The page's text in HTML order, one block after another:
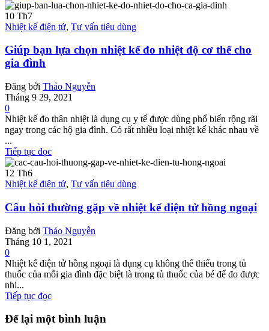
10 Th7
Nhiệt kế điện tử, Tư vấn tiêu dùng
Giúp bạn lựa chọn nhiệt kế đo nhiệt độ cơ thể cho
gia đình
Đăng bởi Thảo Nguyễn
Tháng 9 29, 2021
0
Nhiệt kế đo thân nhiệt là dụng cụ y tế được dùng phổ biến rộng rãi
ngay trong các hộ gia đình. Có rất nhiều loại nhiệt kế khác nhau về
...
Tiếp tục đọc
12 Th6
Nhiệt kế điện tử, Tư vấn tiêu dùng
Câu hỏi thường gặp về nhiệt kế điện tử hồng ngoại
Đăng bởi Thảo Nguyễn
Tháng 10 1, 2021
0
Nhiệt kế điện tử hồng ngoại là dụng cụ không thể thiếu trong tủ
thuốc của mỗi gia đình đặc biệt là trong tủ thuốc của bé để đo được
nhi...
Tiếp tục đọc
Để lại một bình luận